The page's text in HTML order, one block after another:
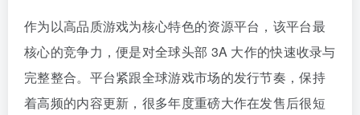
作为以高品质游戏为核心特色的资源平台，该平台最
核心的竞争力，便是对全球头部 3A 大作的快速收录与
完整整合。平台紧跟全球游戏市场的发行节奏，保持
着高频的内容更新，很多年度重磅大作在发售后很短